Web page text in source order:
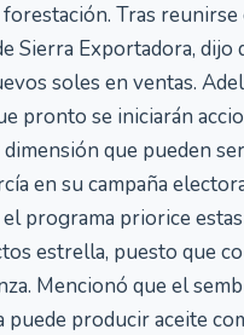
Tras
Sierra Exportadora,
soles en ventas.
pronto se iniciarán
que pueden
en su campaña
programa priorice
estrella, puesto que
Mencionó que el
puede producir aceite